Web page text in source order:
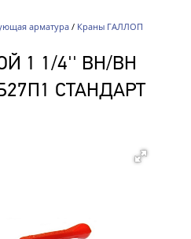
арматура/ Краны ГАЛЛОП
1 1/4'' ВН/ВН
СТАНДАРТ